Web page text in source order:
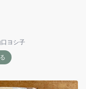
口ヨシ子